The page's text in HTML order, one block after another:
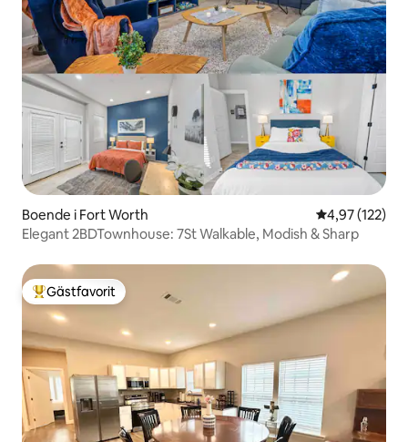
Boende i Fort Worth 4,97 av 5 i
4,97 (122)
Elegant 2BDTownhouse: 7St Walkable, Modish & Sharp
Populär gästfavorit
Gästfavorit